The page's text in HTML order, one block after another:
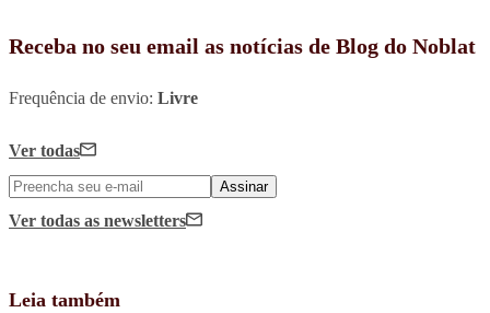
Receba no seu email as notícias de Blog do Noblat
Frequência de envio: Livre
Ver todas
Assinar
Ver todas as newsletters
Leia também